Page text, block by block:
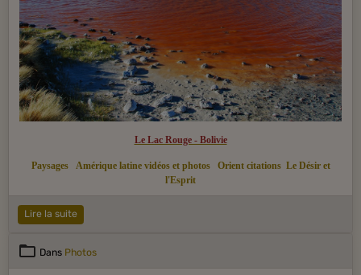
Le Lac Rouge - Bolivie
Paysages Amérique latine vidéos et photos Orient citations Le Désir et
l'Esprit
Lire la suite
Dans Photos